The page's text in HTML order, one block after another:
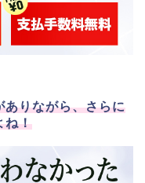
ありながら、さらに
ね！